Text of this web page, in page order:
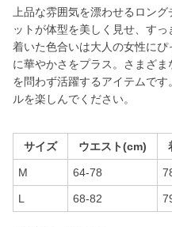
上品な雰囲気を漂わせるロン
ットが体型を美しく見せ、す
着いた色合いは大人の女性に
に華やかさをプラス。さまざ
を問わず活躍するアイテムで
ルを楽しんでください。
サイズ ウエスト(cm)
M 64-78
L 68-82